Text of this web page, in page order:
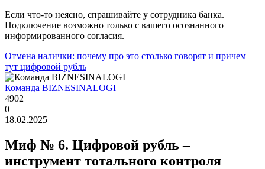
Если что-то неясно, спрашивайте у сотрудника банка.
Подключение возможно только с вашего осознанного
информированного согласия.
Отмена налички: почему про это столько говорят и причем
тут цифровой рубль
Команда BIZNESINALOGI
4902
0
18.02.2025
Миф № 6. Цифровой рубль –
инструмент тотального контроля